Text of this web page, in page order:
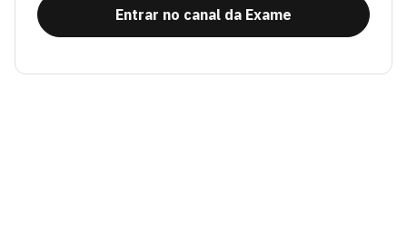
Entrar no canal da Exame